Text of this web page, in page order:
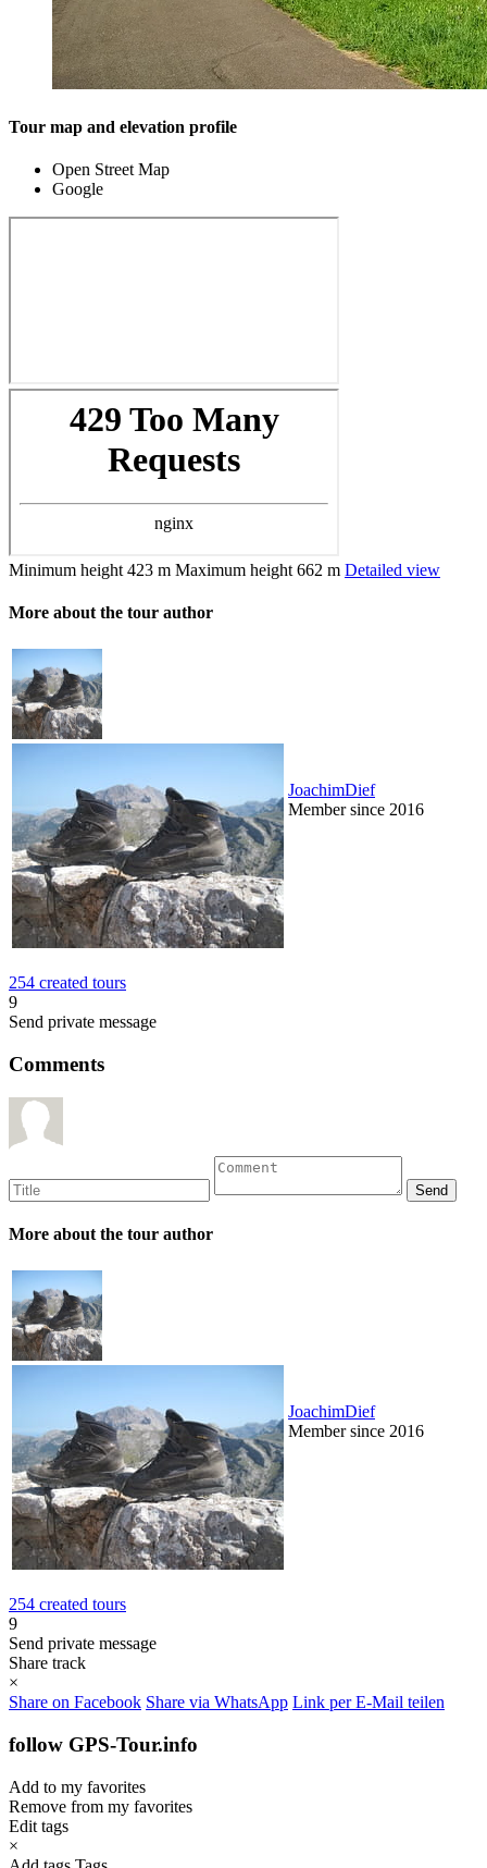
Tour map and elevation profile
Open Street Map
Google
Minimum height 423 m Maximum height 662 m Detailed view
More about the tour author
JoachimDief
Member since 2016
254 created tours
9
Send private message
Comments
More about the tour author
JoachimDief
Member since 2016
254 created tours
9
Send private message
Share track
×
Share on Facebook Share via WhatsApp Link per E-Mail teilen
follow GPS-Tour.info
Add to my favorites
Remove from my favorites
Edit tags
×